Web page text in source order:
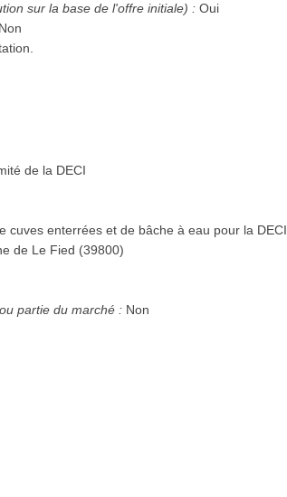
Possibilité d'attribution sans négociation (Attribution sur la base de l'offre initiale) : Oui
Non
de la DECI
cuves enterrées et de bâche à eau pour la DECI
de Le Fied (39800)
partie du marché : Non